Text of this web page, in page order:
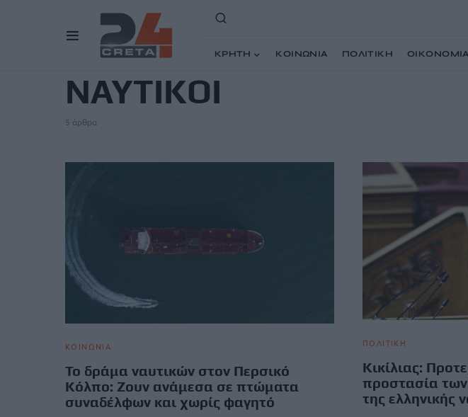
ΚΡΗΤΗ ΚΟΙΝΩΝΙΑ ΠΟΛΙΤΙΚΗ ΟΙΚΟΝΟΜΙΑ
ΝΑΥΤΙΚΟΙ
5 άρθρα
ΚΟΙΝΩΝΙΑ
Το δράμα ναυτικών στον Περσικό
Κόλπο: Ζουν ανάμεσα σε πτώματα
συναδέλφων και χωρίς φαγητό
ΠΟΛΙΤΙΚΗ
Κικίλιας:
προστασία
της ελληνικής